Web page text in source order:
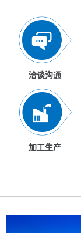
洽谈沟通
加工生产